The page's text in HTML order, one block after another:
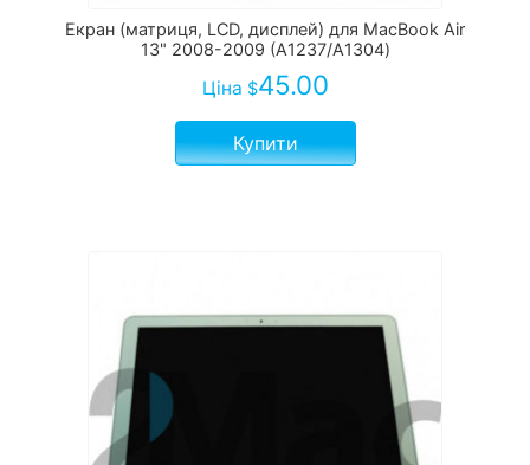
Екран (матриця, LCD, дисплей) для MacBook Air
13" 2008-2009 (А1237/А1304)
Ціна $45.00
Купити